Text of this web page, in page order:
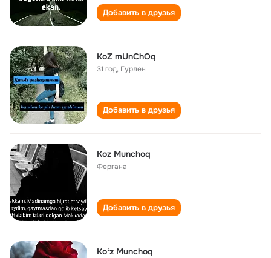
Добавить в друзья
KoZ mUnChOq
31 год, Гурлен
Добавить в друзья
Koz Munchoq
Фергана
Добавить в друзья
Koʻz Munchoq